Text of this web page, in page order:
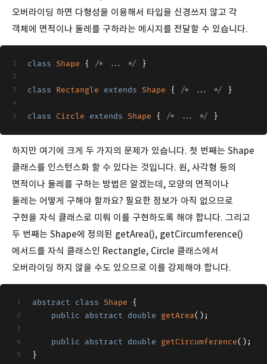
오버라이딩 하면 다형성을 이용해서 타입을 신경쓰지 않고 각
객체에 면적이나 둘레를 구하라는 메시지를 전달할 수 있습니다.
class Shape { /* ... */ }
class Rectangle extends Shape { /* ... */ }
class Circle extends Shape { /* ... */ }
하지만 여기에 크게 두 가지의 문제가 있습니다. 첫 번째는 Shape
클래스를 인스턴스화 할 수 있다는 것입니다. 원, 사각형 등의
면적이나 둘레를 구하는 방법은 알겠는데, 모양의 면적이나
둘레는 어떻게 구해야 할까요? 필요한 정보가 아직 없으므로
구현을 자식 클래스로 미뤄 이를 구현하도록 해야 합니다. 그리고
두 번째는 Shape에 정의된 getArea(), getCircumference()
메서드를 자식 클래스인 Rectangle, Circle 클래스에서
오버라이딩 하지 않을 수도 있으므로 이를 강제해야 합니다.
abstract class Shape
{
public
abstract double getArea() ;
public abstract double getCircumference() ;
}